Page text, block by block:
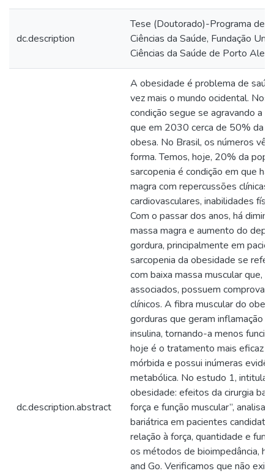
dc.description
Tese (Doutorado)-Programa de
Ciências da Saúde, Fundação
Ciências da Saúde de Porto
dc.description.abstract
A obesidade é problema de
vez mais o mundo ocidental. Nos
condição segue se agravando a
que em 2030 cerca de 50% da
obesa. No Brasil, os números
forma. Temos, hoje, 20% da
sarcopenia é condição em que há
magra com repercussões
cardiovasculares, inabilidades
Com o passar dos anos, há
massa magra e aumento do
gordura, principalmente em
sarcopenia da obesidade se
com baixa massa muscular que,
associados, possuem
clínicos. A fibra muscular do
gorduras que geram inflamação
insulina, tornando-a menos
hoje é o tratamento mais eficaz
mórbida e possui inúmeras
metabólica. No estudo 1,
obesidade: efeitos da cirurgia
força e função muscular”,
bariátrica em pacientes
relação à força, quantidade e
os métodos de bioimpedância,
and Go. Verificamos que não